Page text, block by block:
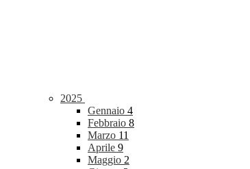
2025
Gennaio 4
Febbraio 8
Marzo 11
Aprile 9
Maggio 2